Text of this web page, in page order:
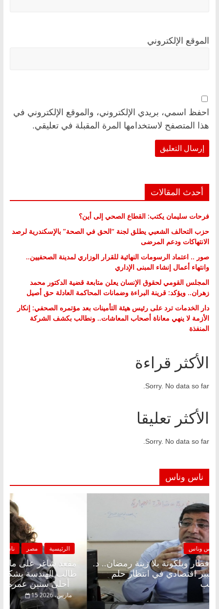
الموقع الإلكتروني
احفظ اسمي، بريدي الإلكتروني، والموقع الإلكتروني في
هذا المتصفح لاستخدامها المرة المقبلة في تعليقي.
أحدث المقالات
فرحات سليمان يكتب: القطاع الصحي إلى أين؟
حزب التحالف الشعبي يطلق لجنة “الحق في الصحة” بالإسكندرية لرصد
الانتهاكات ودعم المرضى
صور .. اعتماد الرسومات النهائية للقرار الوزاري لمدينة الصحفيين..
وانتهاء أعمال إنشاء المبنى الإداري
المجلس القومي لحقوق الإنسان يعلن متابعة قضية الدكتور محمد
زهران.. ويؤكد: قرينة البراءة وضمانات المحاكمة العادلة حق أصيل
دار الخدمات ترد على رئيس هيئة التأمينات بعد مؤتمره الصحفي: إنكار
الأزمة لا ينهي معاناة أصحاب المعاشات.. ونطالب بكشف الشركة
المنفذة
الأكثر قراءة
Sorry. No data so far.
الأكثر تعليقا
Sorry. No data so far.
ناس وناس
مقعد
طالب
أحلى سنين عمره بتضيع في السجن
15 مارس،
الرئيسية مصر ناس وناس
شاغر على الإفطار وبلكونة بلا زينة رمضان.. د.
فاروق خبير اقتصادي في انتظار حلم
22 فبراير، 2026